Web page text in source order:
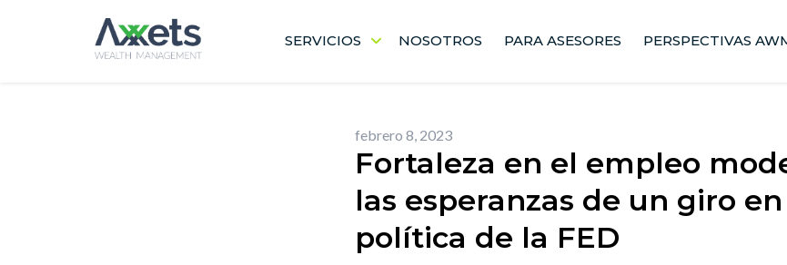
SERVICIOS NOSOTROS PARA ASESORES PERSPECTIVAS
febrero 8, 2023
Fortaleza en el empleo
las esperanzas de un giro
política de la FED